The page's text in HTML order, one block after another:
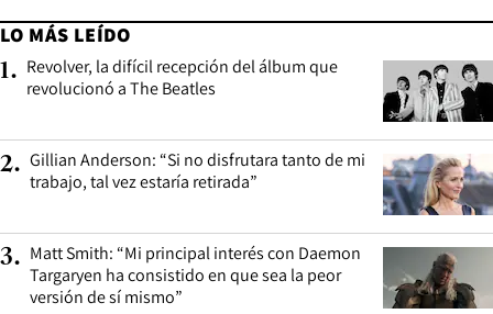
LO MÁS LEÍDO
1. Revolver, la difícil recepción del álbum que
revolucionó a The Beatles
2. Gillian Anderson: “Si no disfrutara tanto de mi
trabajo, tal vez estaría retirada”
3. Matt Smith: “Mi principal interés con Daemon
Targaryen ha consistido en que sea la peor
versión de sí mismo”